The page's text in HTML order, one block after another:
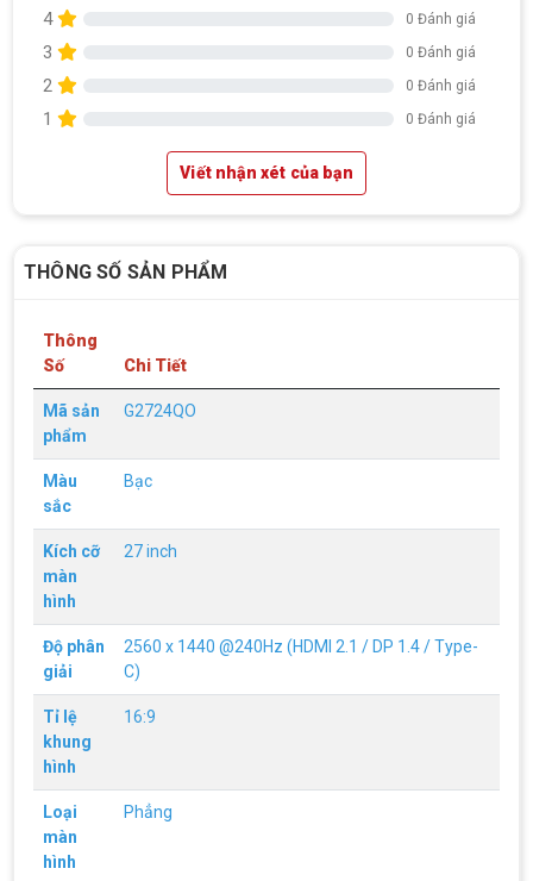
4 0 Đánh giá
3 0 Đánh giá
2 0 Đánh giá
1 0 Đánh giá
Viết nhận xét của bạn
THÔNG SỐ SẢN PHẨM
Thông
Số
Chi Tiết
Mã sản
phẩm
G2724QO
Màu
sắc
Bạc
Kích cỡ
màn
hình
27 inch
Độ phân
giải
2560 x 1440 @240Hz (HDMI 2.1 / DP 1.4 / Type-
C)
Tỉ lệ
khung
hình
16:9
Loại
màn
hình
Phẳng